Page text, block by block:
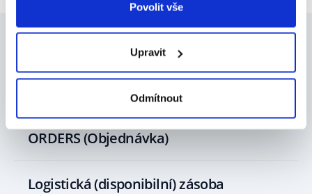
Povolit vše
Upravit
Odmítnout
Mohlo by vás zajímat
ORDERS (Objednávka)
Logistická (disponibilní) zásoba